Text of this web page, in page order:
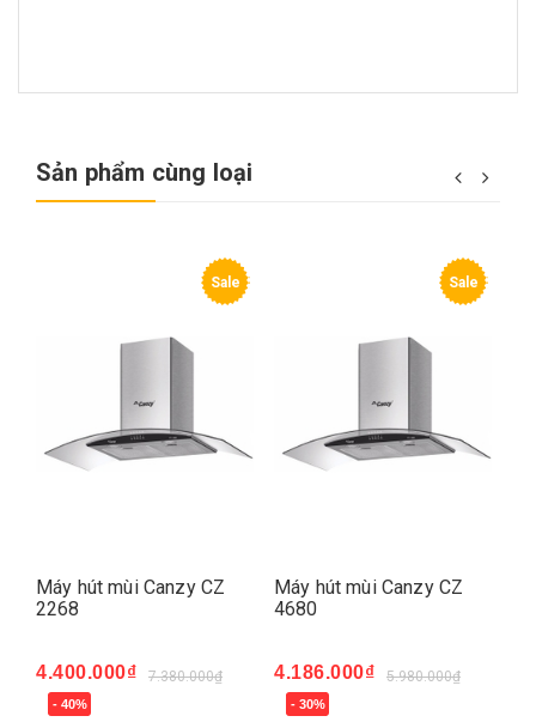
Sản phẩm cùng loại
Sale
Máy hút mùi Canzy CZ
2268
4.400.000₫ 7.380.000₫
- 40%
Sale
Máy hút mùi Canzy CZ
4680
4.186.000₫ 5.980.000₫
- 30%